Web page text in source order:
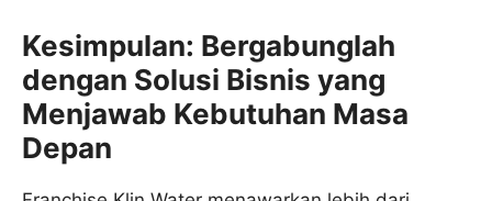
Kesimpulan: Bergabunglah
dengan Solusi Bisnis yang
Menjawab Kebutuhan Masa
Depan